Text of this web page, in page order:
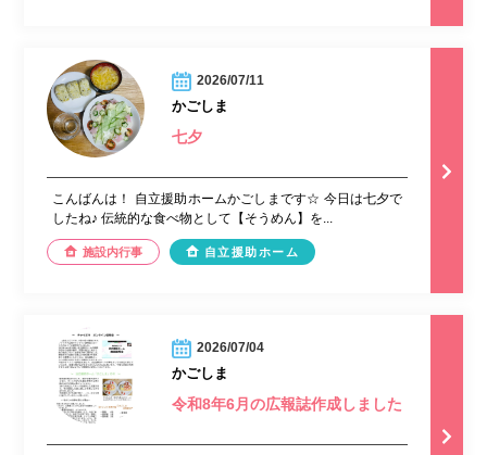
2026/07/11
かごしま
七夕
こんばんは！ 自立援助ホームかごしまです☆ 今日は七夕で
したね♪ 伝統的な食べ物として【そうめん】を...
施設内行事 自立援助ホーム
2026/07/04
かごしま
令和8年6月の広報誌作成しました